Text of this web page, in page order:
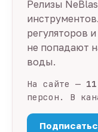
Релизы
регуляторов
не попадают
воды.
На сайте —
персон. В